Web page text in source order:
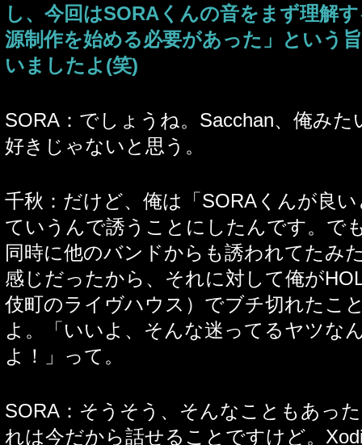
し、今回はSORAくんの音をまず理解
源制作を始める必要があった」という
いましたよ(笑)
SORA：でしょうね。Sacchan、俺み
好きじゃないと思う。
千秋：だけど、俺は「SORAくんが良
ていうんで誘うことにしたんです。で
同時に他のバンドからも誘われてたみ
感じだったから、それに対して俺が
伎町のライヴハウス）でブチ切れたこ
よ。「いいよ、そんな迷ってるヤツな
よ！」って。
SORA：そうそう、そんなこともあっ
れは今だから話せることですけど。